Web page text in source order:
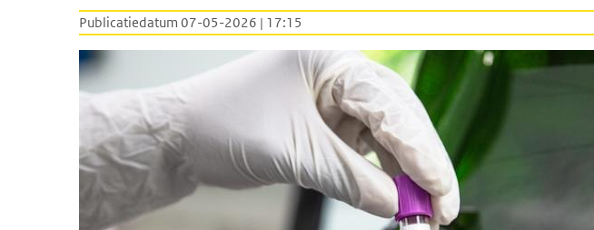
Publicatiedatum 07-05-2026 | 17:15